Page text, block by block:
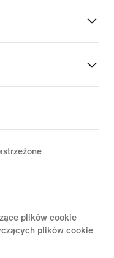
plików cookie
plików cookie